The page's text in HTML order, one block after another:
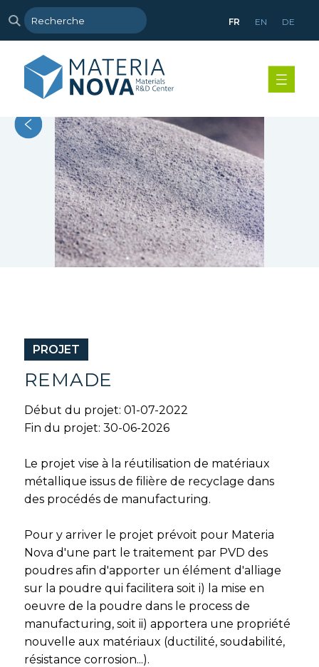
FR EN DE
PROJET
REMADE
Début du projet: 01-07-2022
Fin du projet: 30-06-2026
Le projet vise à la réutilisation de matériaux
métallique issus de filière de recyclage dans
des procédés de manufacturing.
Pour y arriver le projet prévoit pour Materia
Nova d'une part le traitement par PVD des
poudres afin d'apporter un élément d'alliage
sur la poudre qui facilitera soit i) la mise en
oeuvre de la poudre dans le process de
manufacturing, soit ii) apportera une propriété
nouvelle aux matériaux (ductilité, soudabilité,
résistance corrosion...).